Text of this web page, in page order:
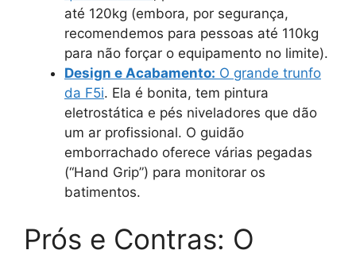
até 120kg (embora, por segurança,
recomendemos para pessoas até 110kg
para não forçar o equipamento no limite).
Design e Acabamento: O grande trunfo
da F5i. Ela é bonita, tem pintura
eletrostática e pés niveladores que dão
um ar profissional. O guidão
emborrachado oferece várias pegadas
(“Hand Grip”) para monitorar os
batimentos.
Prós e Contras: O